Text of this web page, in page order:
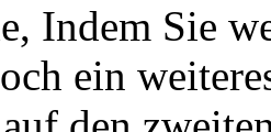
Indem Sie
ein